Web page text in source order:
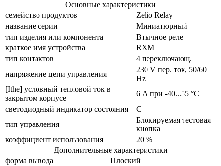
Основные характеристики
семейство продуктов
Zelio Relay
название серии
Миниатюрный
тип изделия или компонента
Втычное реле
краткое имя устройства
RXM
тип контактов
4 переключающ.
напряжение цепи управления
230 V пер. ток, 50/60
Hz
[Ithe] условный тепловой ток в
закрытом корпусе
6 А при -40...55 °C
светодиодный индикатор состояния
С
тип управления
Блокируемая тестовая
кнопка
коэффициент использования
20 %
Дополнительные характеристики
форма вывода
Плоский